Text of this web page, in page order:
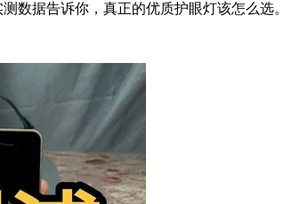
数据告诉你，真正的优质护眼灯该怎么选。